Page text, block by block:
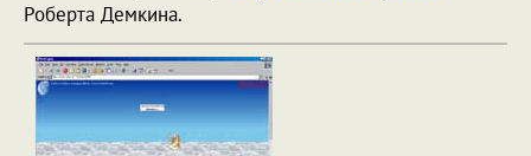
Роберта Демкина.